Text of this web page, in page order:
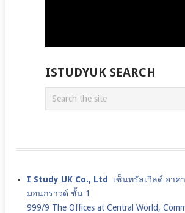
ISTUDYUK SEARCH
I Study UK Co., Ltd เซ็นทรัลเวิลด์ อาค
มอนกราวด์ ชั้น 1
999/9 The Offices at Central World,